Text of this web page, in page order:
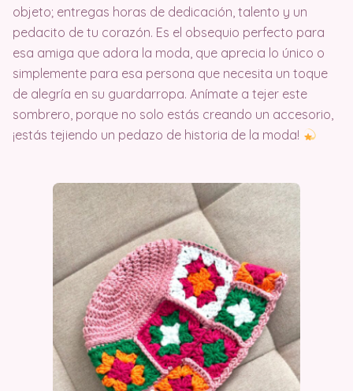
objeto; entregas horas de dedicación, talento y un
pedacito de tu corazón. Es el obsequio perfecto para
esa amiga que adora la moda, que aprecia lo único o
simplemente para esa persona que necesita un toque
de alegría en su guardarropa. Anímate a tejer este
sombrero, porque no solo estás creando un accesorio,
¡estás tejiendo un pedazo de historia de la moda!